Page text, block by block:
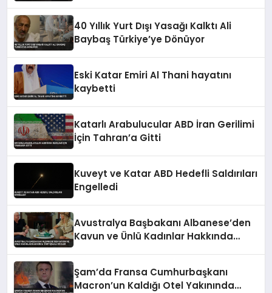
40 Yıllık Yurt Dışı Yasağı Kalktı Ali
Baybaş Türkiye’ye Dönüyor
Eski Katar Emiri Al Thani hayatını
kaybetti
Katarlı Arabulucular ABD İran Gerilimi
İçin Tahran’a Gitti
Kuveyt ve Katar ABD Hedefli Saldırıları
Engelledi
Avustralya Başbakanı Albanese’den
Kavun ve Ünlü Kadınlar Hakkında
Şam’da Fransa Cumhurbaşkanı
Macron’un Kaldığı Otel Yakınında